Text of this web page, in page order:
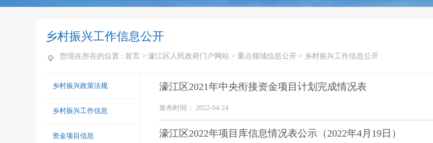
乡村振兴工作信息公开
您现在所在的位置 : 首页 > 濠江区人民政府门户网站 > 重点领域信息公开 > 乡村振兴工作信息公开
乡村振兴政策法规
乡村振兴工作信息
资金项目信息
濠江区2021年中央衔接资金项目计划完成情况表
发布时间： 2022-04-24
濠江区2022年项目库信息情况表公示（2022年4月19日）